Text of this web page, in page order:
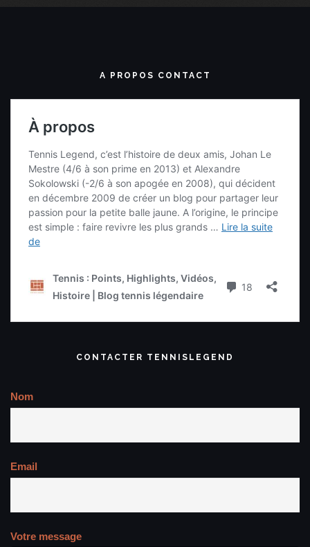
A PROPOS CONTACT
CONTACTER TENNISLEGEND
Nom
Email
Votre message